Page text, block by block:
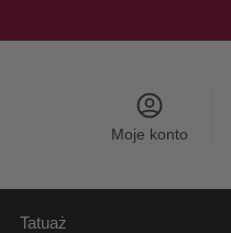
Moje konto
Tatuaż